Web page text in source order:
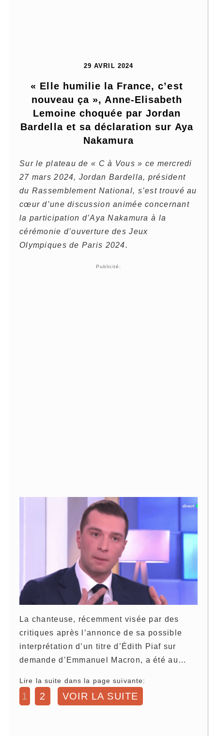
29 AVRIL 2024
« Elle humilie la France, c’est
nouveau ça », Anne-Elisabeth
Lemoine choquée par Jordan
Bardella et sa déclaration sur Aya
Nakamura
Sur le plateau de « C à Vous » ce mercredi
27 mars 2024, Jordan Bardella, président
du Rassemblement National, s’est trouvé au
cœur d’une discussion animée concernant
la participation d’Aya Nakamura à la
cérémonie d’ouverture des Jeux
Olympiques de Paris 2024.
Publicité:
La chanteuse, récemment visée par des
critiques après l’annonce de sa possible
interprétation d’un titre d’Édith Piaf sur
demande d’Emmanuel Macron, a été au…
Lire la suite dans la page suivante:
1 2 VOIR LA SUITE